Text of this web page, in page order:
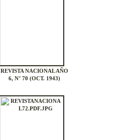
REVISTA NACIONAL AÑO
6, N° 70 (OCT. 1943)